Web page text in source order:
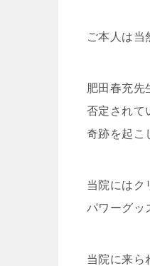
ご本人は当
肥田春充先
否定されて
奇跡を起こ
当院にはク
パワーグッ
当院に来ら